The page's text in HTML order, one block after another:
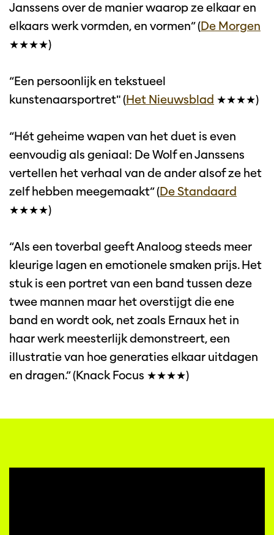
Janssens over de manier waarop ze elkaar en
elkaars werk vormden, en vormen” (De Morgen
★★★★)
“Een persoonlijk en tekstueel
kunstenaarsportret" (Het Nieuwsblad ★★★★)
“Hét geheime wapen van het duet is even
eenvoudig als geniaal: De Wolf en Janssens
vertellen het verhaal van de ander alsof ze het
zelf hebben meegemaakt” (De Standaard
★★★★)
“Als een toverbal geeft Analoog steeds meer
kleurige lagen en emotionele smaken prijs. Het
stuk is een portret van een band tussen deze
twee mannen maar het overstijgt die ene
band en wordt ook, net zoals Ernaux het in
haar werk meesterlijk demonstreert, een
illustratie van hoe generaties elkaar uitdagen
en dragen.” (Knack Focus ★★★★)
Inzoomen